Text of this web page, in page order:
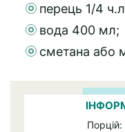
перець 1/4
вода 400 мл;
сметана або
Порцій: